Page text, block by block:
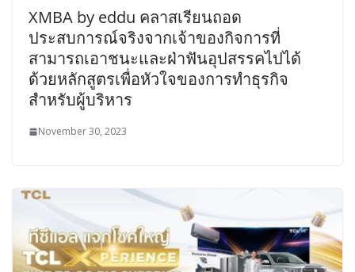
XMBA by eddu คลาสเรียนถอด
ประสบการณ์จริงจากเจ้าของกิจการที่
สามารถเอาชนะและฝ่าฟันอุปสรรคไปได้
ด้วยหลักสูตรเพื่อหัวใจของการทำธุรกิจ
สำหรับผู้บริหาร
November 30, 2023